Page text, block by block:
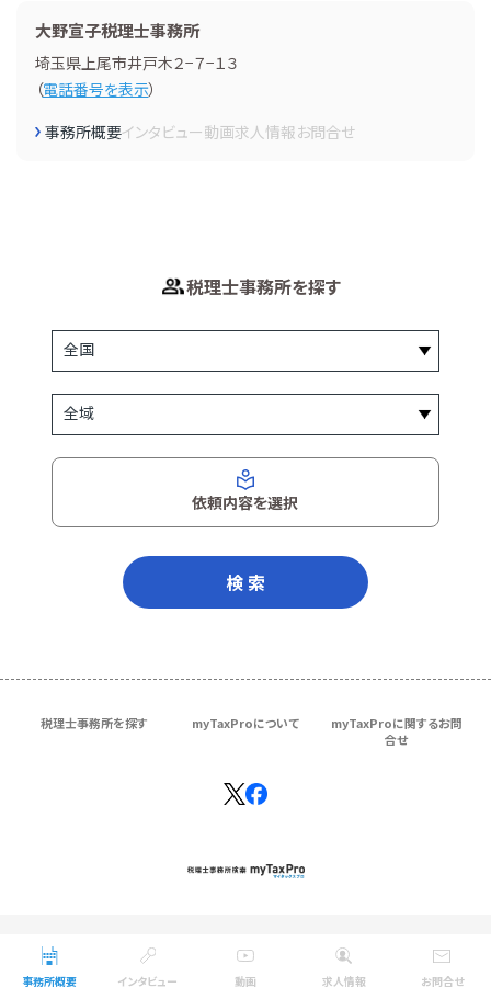
事務所概要 インタビュー 動画 求人情報 お問合せ
大野宣子税理士事務所
埼玉県上尾市井戸木２−７−１３
（電話番号を表示）
事務所概要インタビュー動画求人情報お問合せ
税理士事務所を探す
依頼内容を選択
検 索
税理士事務所を探す myTaxProについて
myTaxProに関するお問
合せ
Copyright © ＴＫＣ Corporation
All Rights Reserved.